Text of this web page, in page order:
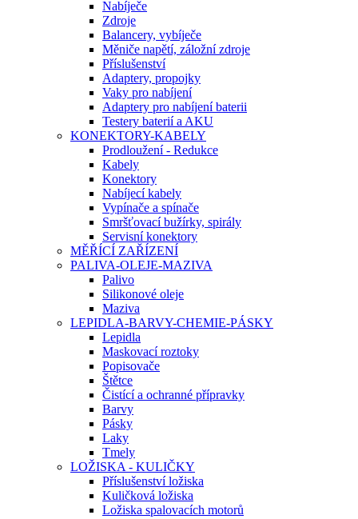
Nabíječe
Zdroje
Balancery, vybíječe
Měniče napětí, záložní zdroje
Příslušenství
Adaptery, propojky
Vaky pro nabíjení
Adaptery pro nabíjení baterii
Testery baterií a AKU
KONEKTORY-KABELY
Prodloužení - Redukce
Kabely
Konektory
Nabíjecí kabely
Vypínače a spínače
Smršťovací bužírky, spirály
Servisní konektory
MĚŘÍCÍ ZAŘÍZENÍ
PALIVA-OLEJE-MAZIVA
Palivo
Silikonové oleje
Maziva
LEPIDLA-BARVY-CHEMIE-PÁSKY
Lepidla
Maskovací roztoky
Popisovače
Štětce
Čistící a ochranné přípravky
Barvy
Pásky
Laky
Tmely
LOŽISKA - KULIČKY
Příslušenství ložiska
Kuličková ložiska
Ložiska spalovacích motorů